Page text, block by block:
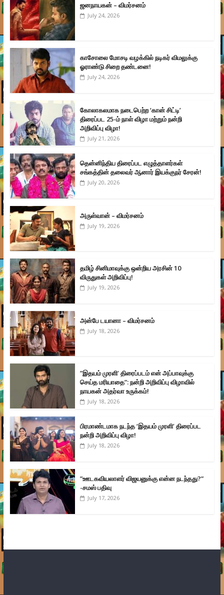
ஜனநாயகன் – விமர்சனம்
July 24, 2026
காசோலை மோசடி வழக்கில் நடிகர் விமலுக்கு
ஓராண்டு சிறை தண்டனை!
July 24, 2026
கோலாகலமாக நடைபெற்ற ‘கான் சிட்டி’
திரைப்பட 25-ம் நாள் விழா மற்றும் நன்றி
அறிவிப்பு விழா!
July 21, 2026
தென்னிந்திய திரைப்பட எழுத்தாளர்கள்
சங்கத்தின் தலைவர் ஆனார் இயக்குநர் சேரன்!
July 20, 2026
அருள்வான் – விமர்சனம்
July 19, 2026
தமிழ் சினிமாவுக்கு ஒன்றிய அரசின் 10
விருதுகள் அறிவிப்பு!
July 19, 2026
அன்பே டயானா – விமர்சனம்
July 18, 2026
”இதயம் முரளி’ திரைப்படம் என் அப்பாவுக்கு
செய்த மரியாதை”: நன்றி அறிவிப்பு விழாவில்
நாயகன் அதர்வா உருக்கம்!
July 18, 2026
பிரமாண்டமாக நடந்த ‘இதயம் முரளி’ திரைப்பட
நன்றி அறிவிப்பு விழா!
July 18, 2026
”ஊடகவியலாளர் விஜயனுக்கு என்ன நடந்தது?”
-சமஸ் பதிவு
July 17, 2026